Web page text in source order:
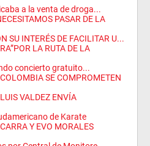
a la venta de droga...
PASAR DE LA
SU INTERÉS DE FACILITAR U...
LA RUTA DE LA
concierto gratuito...
SE COMPROMETEN
VALDEZ ENVÍA
de Karate
Y EVO MORALES